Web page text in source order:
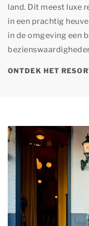
land. Dit meest luxe
in een prachtig
in de omgeving een
ONTDEK HET